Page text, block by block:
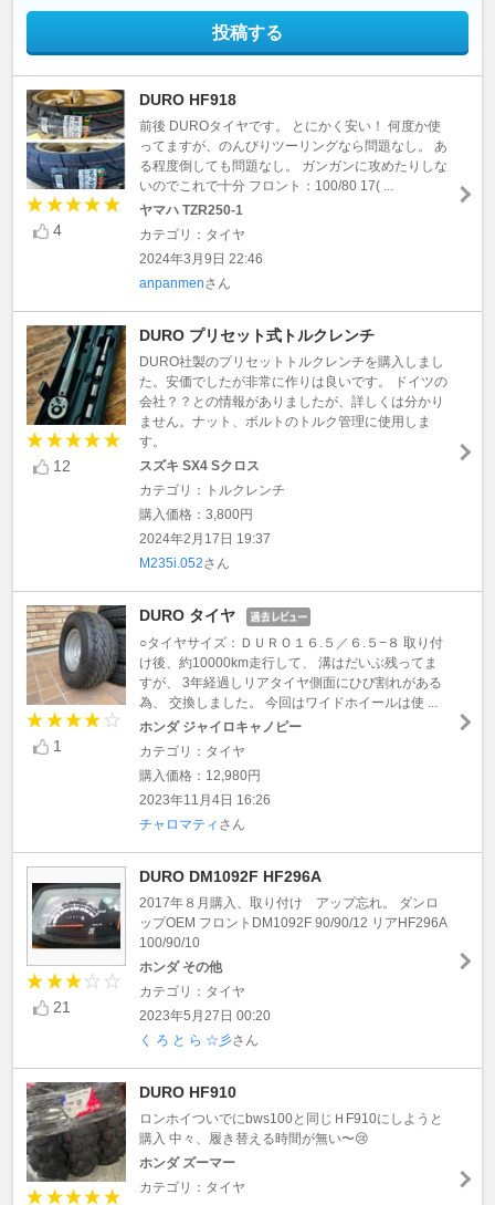
投稿する
4
DURO HF918
前後 DUROタイヤです。 とにかく安い！ 何度か使
ってますが、のんびりツーリングなら問題なし。 あ
る程度倒しても問題なし。 ガンガンに攻めたりしな
いのでこれで十分 フロント：100/80 17( ...
ヤマハ TZR250-1
カテゴリ：タイヤ
2024年3月9日 22:46
anpanmenさん
12
DURO プリセット式トルクレンチ
DURO社製のプリセットトルクレンチを購入しまし
た。安価でしたが非常に作りは良いです。 ドイツの
会社？？との情報がありましたが、詳しくは分かり
ません。ナット、ボルトのトルク管理に使用しま
す。
スズキ SX4 Sクロス
カテゴリ：トルクレンチ
購入価格：3,800円
2024年2月17日 19:37
M235i.052さん
1
DURO タイヤ
○タイヤサイズ：ＤＵＲＯ１６.５／６.５−８ 取り付
け後、約10000km走行して、 溝はだいぶ残ってま
すが、 3年経過しリアタイヤ側面にひび割れがある
為、 交換しました。 今回はワイドホイールは使 ...
ホンダ ジャイロキャノピー
カテゴリ：タイヤ
購入価格：12,980円
2023年11月4日 16:26
チャロマティ さん
21
DURO DM1092F HF296A
2017年８月購入、取り付け アップ忘れ。 ダンロ
ップOEM フロントDM1092F 90/90/12 リアHF296A
100/90/10
ホンダ その他
カテゴリ：タイヤ
2023年5月27日 00:20
く ろ と ら ☆彡さん
DURO HF910
ロンホイついでにbws100と同じＨF910にしようと
購入 中々、履き替える時間が無い〜😢
ホンダ ズーマー
カテゴリ：タイヤ